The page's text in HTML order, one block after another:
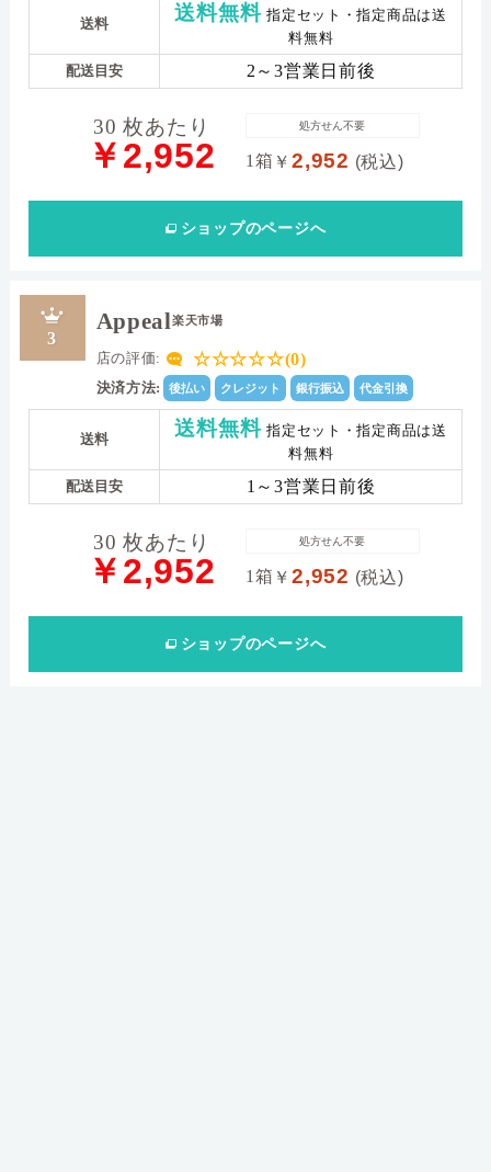
送料 送料無料 指定セット・指定商品は送
料無料
配送目安 2～3営業日前後
30 枚あたり
￥2,952 1箱 ￥2,952 (税込)
処方せん不要
ショップのページへ
3
Appeal楽天市場
店の評価: ☆☆☆☆☆(0)
決済方法: 後払い クレジット 銀行振込 代金引換
送料 送料無料 指定セット・指定商品は送
料無料
配送目安 1～3営業日前後
30 枚あたり
￥2,952 1箱 ￥2,952 (税込)
処方せん不要
ショップのページへ